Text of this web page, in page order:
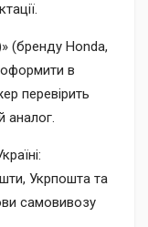
(бренду Honda,
в
перевірить
аналог.
Укрпошта та
самовивозу